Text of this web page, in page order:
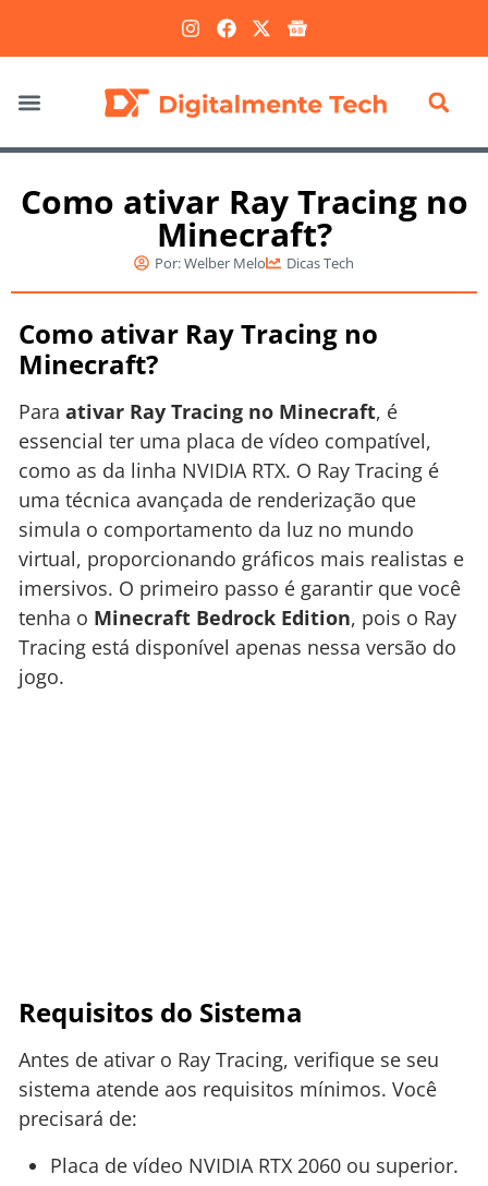
Como ativar Ray Tracing no
Minecraft?
Por:Welber Melo Dicas Tech
Como ativar Ray Tracing no
Minecraft?
Para ativar Ray Tracing no Minecraft, é
essencial ter uma placa de vídeo compatível,
como as da linha NVIDIA RTX. O Ray Tracing é
uma técnica avançada de renderização que
simula o comportamento da luz no mundo
virtual, proporcionando gráficos mais realistas e
imersivos. O primeiro passo é garantir que você
tenha o Minecraft Bedrock Edition, pois o Ray
Tracing está disponível apenas nessa versão do
jogo.
Requisitos do Sistema
Antes de ativar o Ray Tracing, verifique se seu
sistema atende aos requisitos mínimos. Você
precisará de:
Placa de vídeo NVIDIA RTX 2060 ou superior.